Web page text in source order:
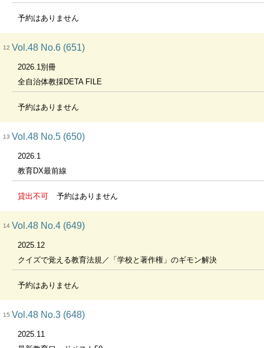
予約はありません
12 Vol.48 No.6 (651)
2026.1別冊
全自治体教採DETA FILE
予約はありません
13 Vol.48 No.5 (650)
2026.1
教育DX最前線
貸出不可 予約はありません
14 Vol.48 No.4 (649)
2025.12
クイズで覚える教育法規／「学校と著作権」のギモン解決
予約はありません
15 Vol.48 No.3 (648)
2025.11